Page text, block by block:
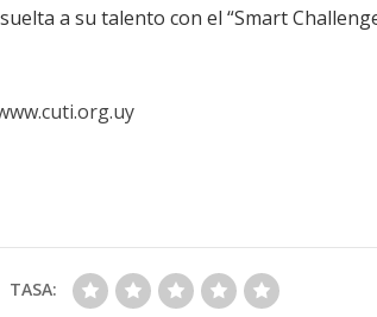
a su talento con el “Smart
TASA: